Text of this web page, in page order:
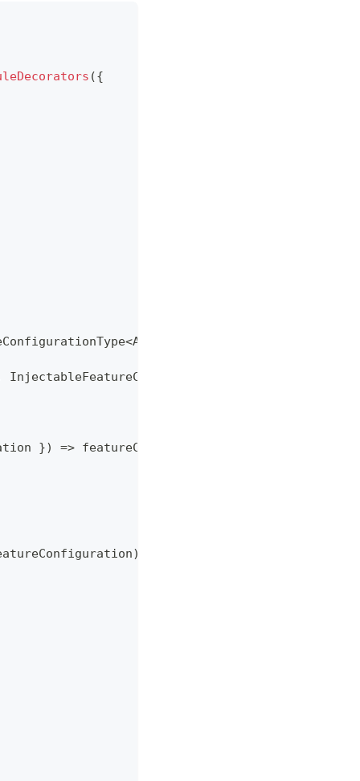
({
<AppFeatureConfig
InjectableFeatureConfigurationType
}) => featureConfiguration
)